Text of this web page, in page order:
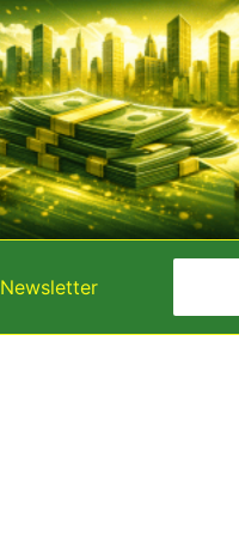
Newsletter